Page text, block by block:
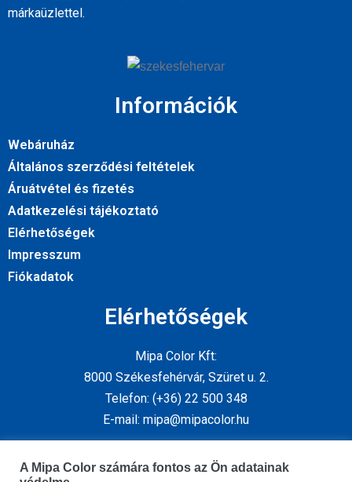
márkaüzlettel.
Információk
Webáruház
Általános szerződési feltételek
Áruátvétel és fizetés
Adatkezelési tájékoztató
Elérhetőségek
Impresszum
Fiókadatok
Elérhetőségek
Mipa Color Kft:
8000 Székesfehérvár, Szüret u. 2.
Telefon: (+36) 22 500 348
E-mail: mipa@mipacolor.hu
Kövess minket
A Mipa Color számára fontos az Ön adatainak